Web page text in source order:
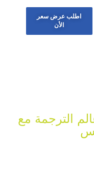
اطلب عرض سعر
الأن
الترجمة مع